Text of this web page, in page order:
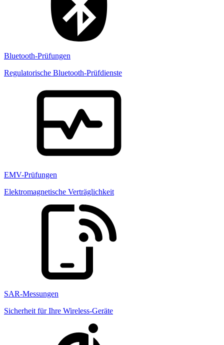
Bluetooth-Prüfungen
Regulatorische Bluetooth-Prüfdienste
EMV-Prüfungen
Elektromagnetische Verträglichkeit
SAR-Messungen
Sicherheit für Ihre Wireless-Geräte